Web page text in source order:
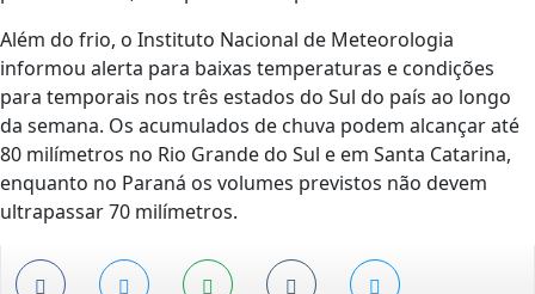
Além do frio, o Instituto Nacional de Meteorologia
informou alerta para baixas temperaturas e condições
para temporais nos três estados do Sul do país ao longo
da semana. Os acumulados de chuva podem alcançar até
80 milímetros no Rio Grande do Sul e em Santa Catarina,
enquanto no Paraná os volumes previstos não devem
ultrapassar 70 milímetros.